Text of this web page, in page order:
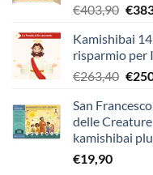
€403,90 Il
era:
€
Kamishibai
risparmio per
€263,40 Il
era:
€
San
delle
kamishibai
€19,90